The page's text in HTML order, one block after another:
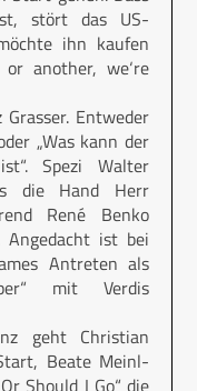
stört das US-
ihn kaufen
another, we‘re
Entweder
„Was kann der
Spezi Walter
die Hand Herr
René Benko
Angedacht ist bei
Antreten als
mit Verdis
geht Christian
Beate Meinl-
Should I Go“ die